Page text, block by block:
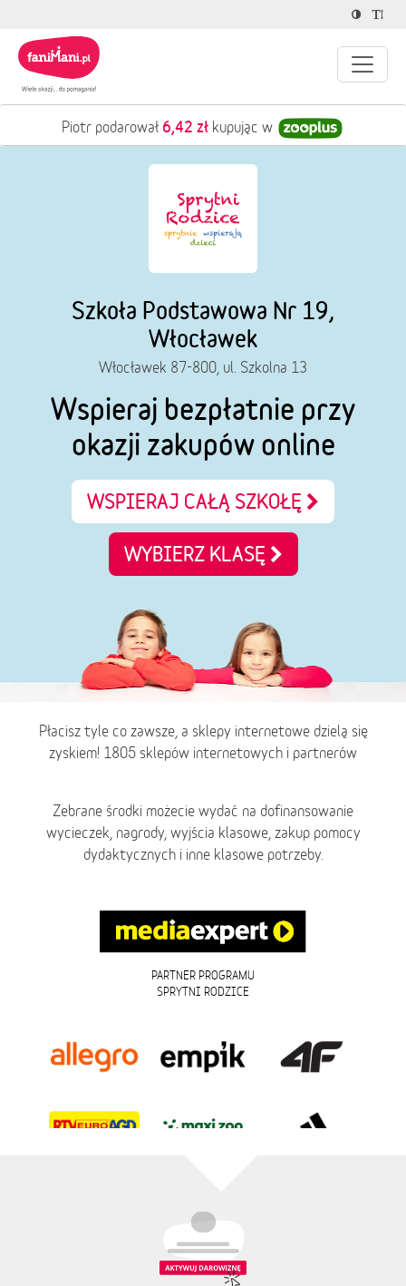
Marcin podarował3,00 złkupując w
Szkoła Podstawowa Nr 19,
Włocławek
Włocławek 87-800, ul. Szkolna 13
Wspieraj bezpłatnie przy
okazji zakupów online
WSPIERAJ CAŁĄ SZKOŁĘ
WYBIERZ KLASĘ
Płacisz tyle co zawsze, a sklepy internetowe dzielą się
zyskiem! 1805 sklepów internetowych i partnerów
Zebrane środki możecie wydać na dofinansowanie
wycieczek, nagrody, wyjścia klasowe, zakup pomocy
dydaktycznych i inne klasowe potrzeby.
PARTNER PROGRAMU
SPRYTNI RODZICE